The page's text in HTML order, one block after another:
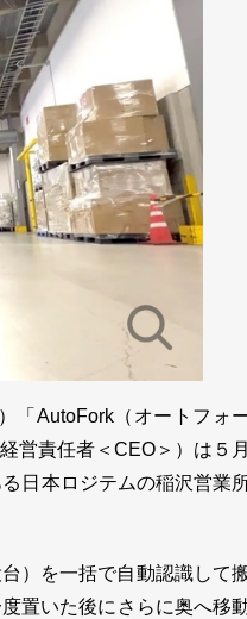
「AutoFork（オートフォ
営責任者＜CEO＞）は５月
日本ロジテムの稲沢営業
）を一括で自動認識して
置いた後にさらに奥へ移